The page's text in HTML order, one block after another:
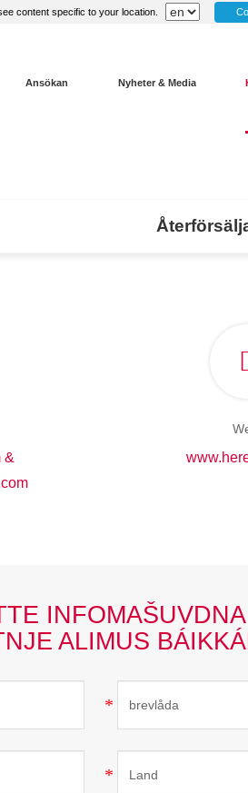
content specific to your location.
Ansökan Nyheter & Media
&
INFOMAŠUVDNA
ALIMUS